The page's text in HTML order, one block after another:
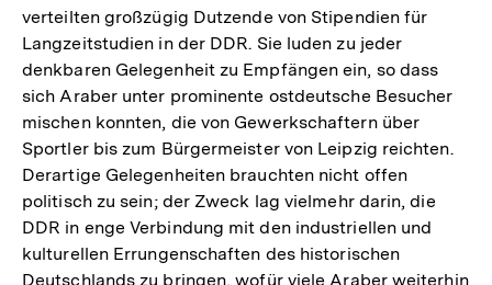
verteilten großzügig Dutzende von Stipendien für
Langzeitstudien in der DDR. Sie luden zu jeder
denkbaren Gelegenheit zu Empfängen ein, so dass
sich Araber unter prominente ostdeutsche Besucher
mischen konnten, die von Gewerkschaftern über
Sportler bis zum Bürgermeister von Leipzig reichten.
Derartige Gelegenheiten brauchten nicht offen
politisch zu sein; der Zweck lag vielmehr darin, die
DDR in enge Verbindung mit den industriellen und
kulturellen Errungenschaften des historischen
Deutschlands zu bringen, wofür viele Araber weiterhin